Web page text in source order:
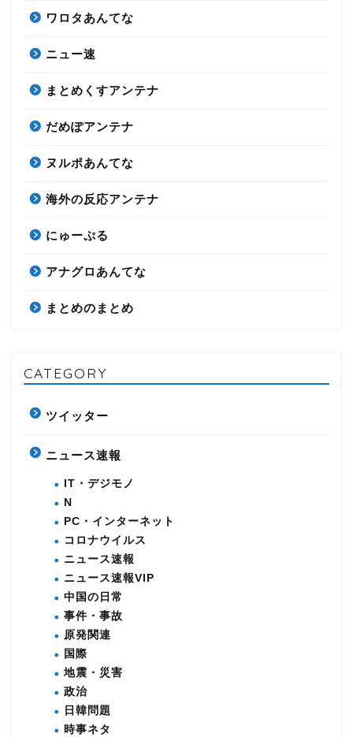
ワロタあんてな
ニュー速
まとめくすアンテナ
だめぽアンテナ
ヌルポあんてな
海外の反応アンテナ
にゅーぷる
アナグロあんてな
まとめのまとめ
CATEGORY
ツイッター
ニュース速報
IT・デジモノ
N
PC・インターネット
コロナウイルス
ニュース速報
ニュース速報VIP
中国の日常
事件・事故
原発関連
国際
地震・災害
政治
日韓問題
時事ネタ